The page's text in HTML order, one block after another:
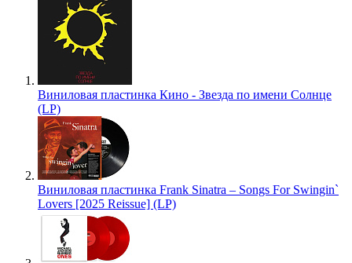
Виниловая пластинка Кино - Звезда по имени Солнце
(LP)
Виниловая пластинка Frank Sinatra – Songs For Swingin`
Lovers [2025 Reissue] (LP)